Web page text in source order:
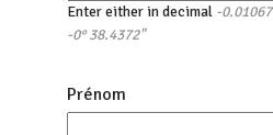
Enter either in decimal -
-0° 38.4372"
Prénom